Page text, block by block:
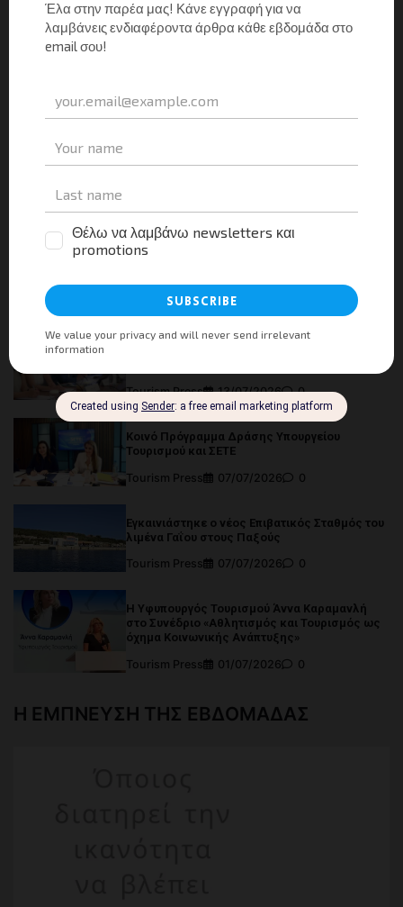
Αφήστε μια απάντηση
This site uses Akismet to reduce spam.Learn how
your comment data is processed.
Facebook
Instagram
LinkedIn
Twitter
YouTube
Πρόσφατα Νέα
Tourism Press
13/07/2026 0
Κοινό Πρόγραμμα Δράσης Υπουργείου
Τουρισμού και ΣΕΤΕ
Tourism Press
07/07/2026 0
Εγκαινιάστηκε ο νέος Επιβατικός Σταθμός του
λιμένα Γαΐου στους Παξούς
Tourism Press
07/07/2026 0
Η Υφυπουργός Τουρισμού Άννα Καραμανλή
στο Συνέδριο «Αθλητισμός και Τουρισμός ως
όχημα Κοινωνικής Ανάπτυξης»
Tourism Press
01/07/2026 0
Η ΕΜΠΝΕΥΣΗ ΤΗΣ ΕΒΔΟΜΑΔΑΣ